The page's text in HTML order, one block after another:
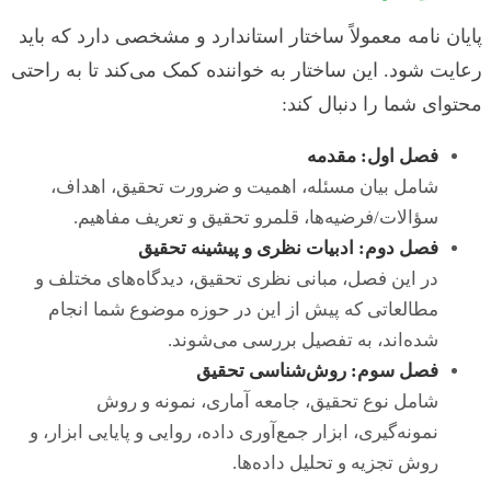
پایان نامه معمولاً ساختار استاندارد و مشخصی دارد که باید
رعایت شود. این ساختار به خواننده کمک می‌کند تا به راحتی
محتوای شما را دنبال کند:
فصل اول: مقدمه
شامل بیان مسئله، اهمیت و ضرورت تحقیق، اهداف،
سؤالات/فرضیه‌ها، قلمرو تحقیق و تعریف مفاهیم.
فصل دوم: ادبیات نظری و پیشینه تحقیق
در این فصل، مبانی نظری تحقیق، دیدگاه‌های مختلف و
مطالعاتی که پیش از این در حوزه موضوع شما انجام
شده‌اند، به تفصیل بررسی می‌شوند.
فصل سوم: روش‌شناسی تحقیق
شامل نوع تحقیق، جامعه آماری، نمونه و روش
نمونه‌گیری، ابزار جمع‌آوری داده، روایی و پایایی ابزار، و
روش تجزیه و تحلیل داده‌ها.